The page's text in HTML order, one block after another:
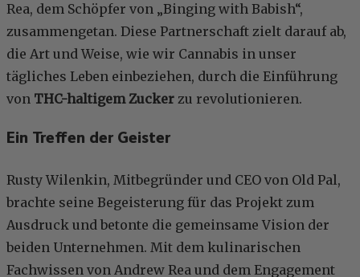
Rea, dem Schöpfer von „Binging with Babish“,
zusammengetan. Diese Partnerschaft zielt darauf ab,
die Art und Weise, wie wir Cannabis in unser
tägliches Leben einbeziehen, durch die Einführung
von THC-haltigem Zucker zu revolutionieren.
Ein Treffen der Geister
Rusty Wilenkin, Mitbegründer und CEO von Old Pal,
brachte seine Begeisterung für das Projekt zum
Ausdruck und betonte die gemeinsame Vision der
beiden Unternehmen. Mit dem kulinarischen
Fachwissen von Andrew Rea und dem Engagement